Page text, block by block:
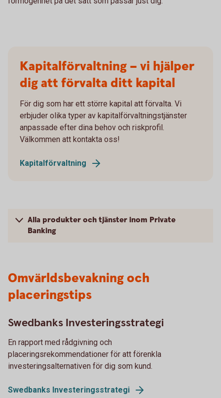
Kapitalförvaltning – vi hjälper
dig att förvalta ditt kapital
För dig som har ett större kapital att förvalta. Vi
erbjuder olika typer av kapitalförvaltningstjänster
anpassade efter dina behov och riskprofil.
Välkommen att kontakta oss!
Kapitalförvaltning
Alla produkter och tjänster inom Private
Banking
Omvärldsbevakning och
placeringstips
Swedbanks Investeringsstrategi
En rapport med rådgivning och
placeringsrekommendationer för att förenkla
investeringsalternativen för dig som kund.
Swedbanks Investeringsstrategi